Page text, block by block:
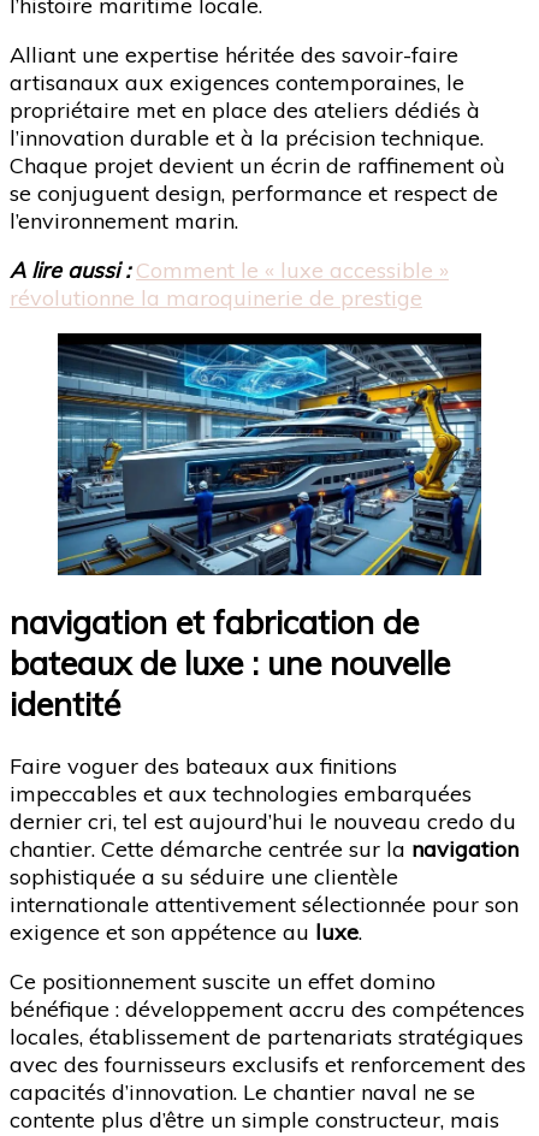
Alliant une expertise héritée des savoir-faire
artisanaux aux exigences contemporaines, le
propriétaire met en place des ateliers dédiés à
l’innovation durable et à la précision technique.
Chaque projet devient un écrin de raffinement où
se conjuguent design, performance et respect de
l’environnement marin.
A lire aussi : Comment le « luxe accessible »
révolutionne la maroquinerie de prestige
navigation et fabrication de
bateaux de luxe : une nouvelle
identité
Faire voguer des bateaux aux finitions
impeccables et aux technologies embarquées
dernier cri, tel est aujourd’hui le nouveau credo du
chantier. Cette démarche centrée sur la navigation
sophistiquée a su séduire une clientèle
internationale attentivement sélectionnée pour son
exigence et son appétence au luxe.
Ce positionnement suscite un effet domino
bénéfique : développement accru des compétences
locales, établissement de partenariats stratégiques
avec des fournisseurs exclusifs et renforcement des
capacités d’innovation. Le chantier naval ne se
contente plus d’être un simple constructeur, mais